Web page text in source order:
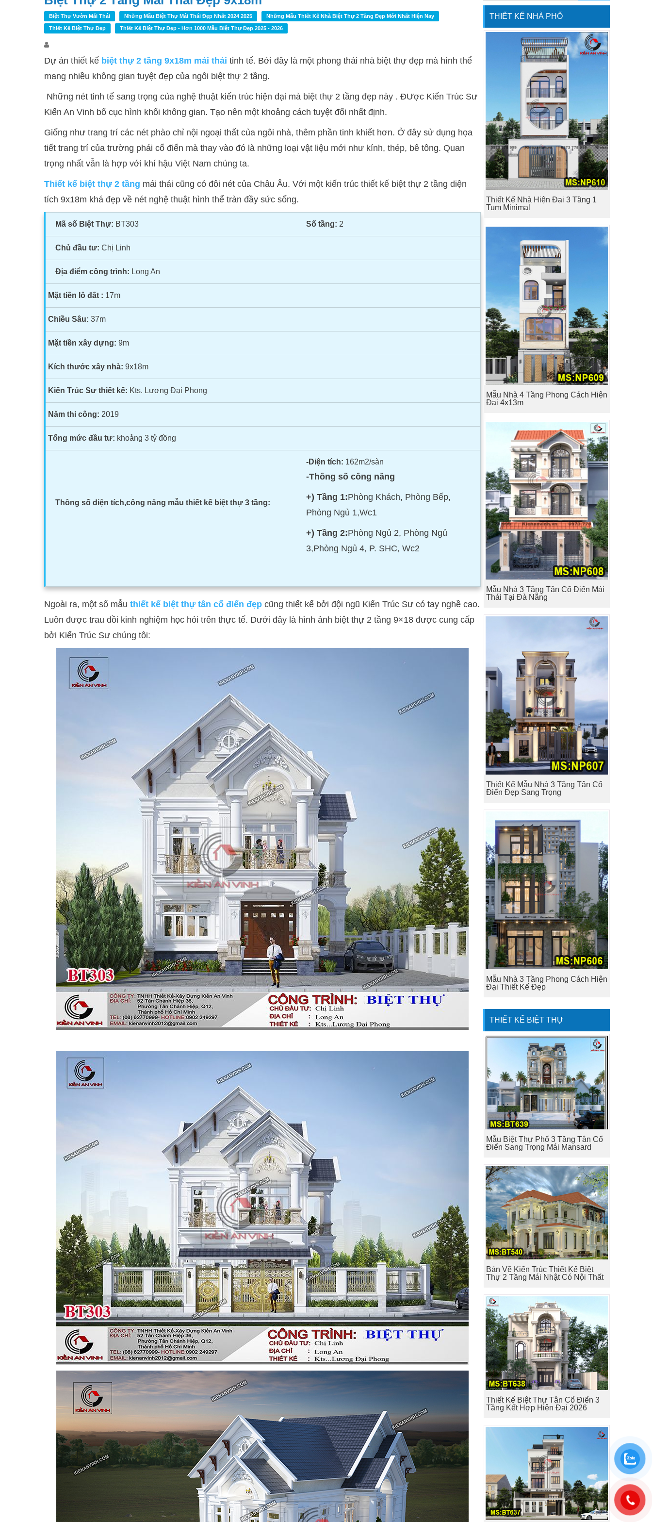
Biệt Thự Vườn Mái Thái Những Mẫu Biệt Thự Mái Thái Đẹp Nhất 2024 2025 Những Mẫu Thiết Kế Nhà Biệt Thự 2 Tầng Đẹp Mới Nhất Hiện Nay
Thiết Kế Biệt Thự Đẹp Thiết Kế Biệt Thự Đẹp - Hơn 1000 Mẫu Biệt Thự Đẹp 2025 - 2026
Dự án thiết kế biệt thự 2 tầng 9x18m mái thái tinh tế. Bởi đây là một phong thái nhà biệt thự đẹp mà hình thể
mang nhiều không gian tuyệt đẹp của ngôi biệt thự 2 tầng.
Những nét tinh tế sang trọng của nghệ thuật kiến trúc hiện đại mà biệt thự 2 tầng đẹp này . ĐƯợc Kiến Trúc Sư
Kiến An Vinh bố cục hình khối không gian. Tạo nên một khoảng cách tuyệt đối nhất định.
Giống như trang trí các nét phào chỉ nội ngoại thất của ngôi nhà, thêm phần tinh khiết hơn. Ở đây sử dụng họa
tiết trang trí của trường phái cổ điển mà thay vào đó là những loại vật liệu mới như kính, thép, bê tông. Quan
trọng nhất vẫn là hợp với khí hậu Việt Nam chúng ta.
Thiết kế biệt thự 2 tầng mái thái cũng có đôi nét của Châu Âu. Với một kiến trúc thiết kế biệt thự 2 tầng diện
tích 9x18m khá đẹp về nét nghệ thuật hình thể tràn đầy sức sống.
Mã số Biệt Thự: BT303 Số tầng: 2
Chủ đầu tư: Chị Linh
Địa điểm công trình: Long An
Mặt tiền lô đất : 17m
Chiều Sâu: 37m
Mặt tiền xây dựng: 9m
Kích thước xây nhà: 9x18m
Kiến Trúc Sư thiết kế: Kts. Lương Đại Phong
Năm thi công: 2019
Tổng mức đầu tư: khoảng 3 tỷ đồng
Thông số diện tích,công năng mẫu thiết kế biệt thự 3 tầng:
-Diện tích: 162m2/sàn
-Thông số công năng
+) Tầng 1:Phòng Khách, Phòng Bếp,
Phòng Ngủ 1,Wc1
+) Tầng 2:Phòng Ngủ 2, Phòng Ngủ
3,Phòng Ngủ 4, P. SHC, Wc2
Ngoài ra, một số mẫuthiết kế biệt thự tân cổ điển đẹp cũng thiết kế bởi đội ngũ Kiến Trúc Sư có tay nghề cao.
Luôn được trau dồi kinh nghiệm học hỏi trên thực tế. Dưới đây là hình ảnh biệt thự 2 tầng 9×18 được cung cấp
bởi Kiến Trúc Sư chúng tôi:
THIẾT KẾ NHÀ PHỐ
Thiết Kế Nhà Hiện Đại 3 Tầng 1
Tum Minimal
Mẫu Nhà 4 Tầng Phong Cách Hiện
Đại 4x13m
Mẫu Nhà 3 Tầng Tân Cổ Điển Mái
Thái Tại Đà Nẵng
Thiết Kế Mẫu Nhà 3 Tầng Tân Cổ
Điển Đẹp Sang Trọng
Mẫu Nhà 3 Tầng Phong Cách Hiện
Đại Thiết Kế Đẹp
THIẾT KẾ BIỆT THỰ
Mẫu Biệt Thự Phố 3 Tầng Tân Cổ
Điển Sang Trọng Mái Mansard
Bản Vẽ Kiến Trúc Thiết Kế Biệt
Thự 2 Tầng Mái Nhật Có Nội Thất
Thiết Kế Biệt Thự Tân Cổ Điển 3
Tầng Kết Hợp Hiện Đại 2026